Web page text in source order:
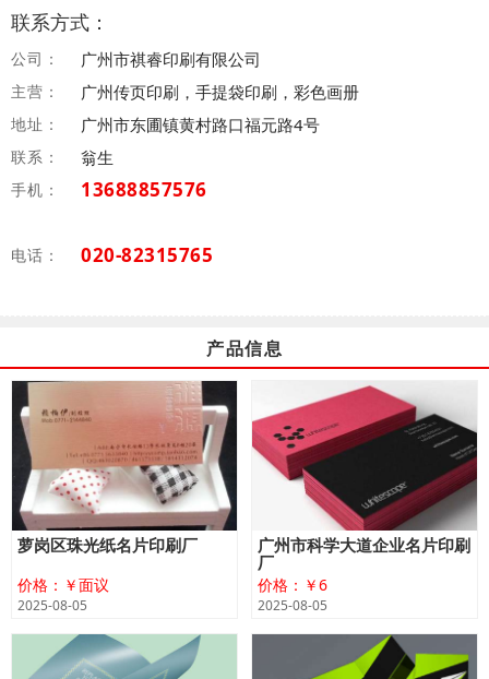
联系方式：
公司： 广州市祺睿印刷有限公司
主营： 广州传页印刷，手提袋印刷，彩色画册
地址： 广州市东圃镇黄村路口福元路4号
联系： 翁生
手机： 13688857576
电话： 020-82315765
产品信息
萝岗区珠光纸名片印刷厂
价格：￥面议
2025-08-05
广州市科学大道企业名片印刷
厂
价格：￥6
2025-08-05